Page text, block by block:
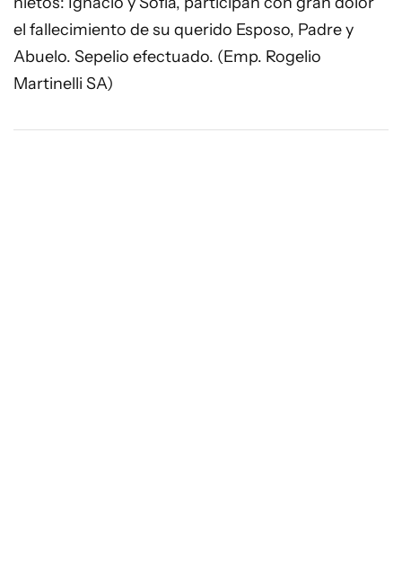
el fallecimiento de su querido Esposo, Padre y
Abuelo. Sepelio efectuado. (Emp. Rogelio
Martinelli SA)